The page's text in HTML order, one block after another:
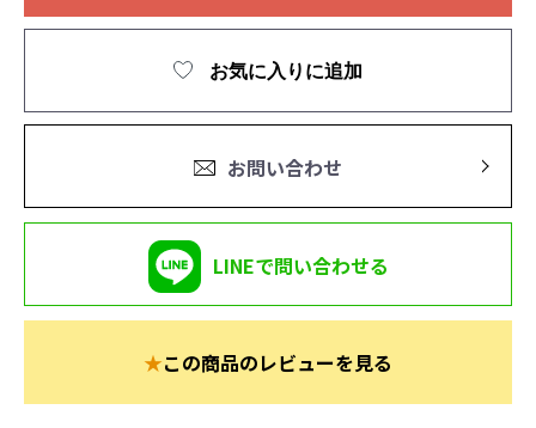
お気に入りに追加
お問い合わせ
LINEで問い合わせる
★この商品のレビューを見る